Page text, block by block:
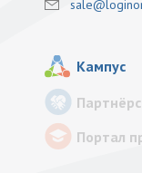
Кампус
Портал